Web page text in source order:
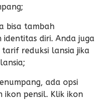
bisa tambah
identitas diri. Anda juga
reduksi lansia jika
ada opsi
ikon pensil. Klik ikon